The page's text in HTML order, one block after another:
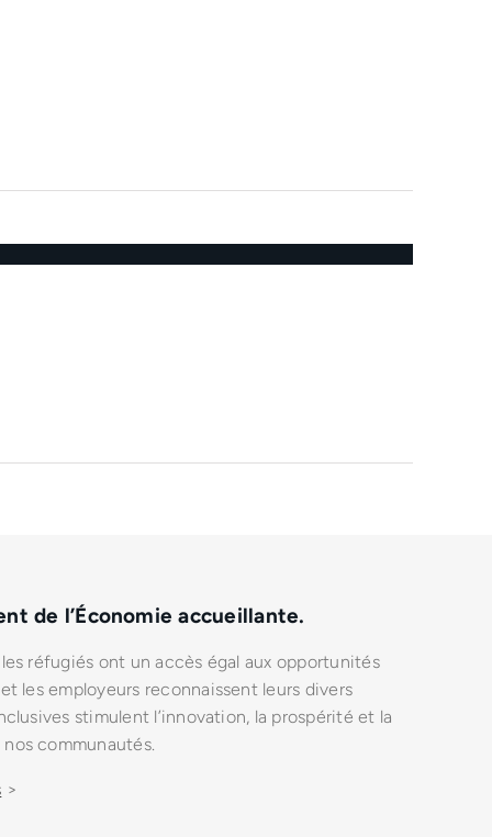
de l’Économie accueillante.
réfugiés ont un accès égal aux opportunités
les employeurs reconnaissent leurs divers
stimulent l’innovation, la prospérité et la
communautés.
>